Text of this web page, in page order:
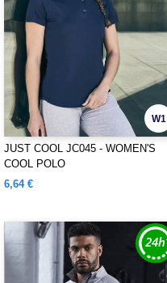
W1
JUST COOL JC045 - WOMEN'S
COOL POLO
6,64 €